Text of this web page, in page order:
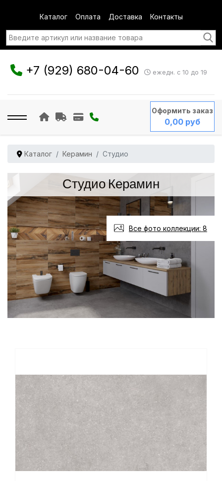
Каталог Оплата Доставка Контакты
+7 (929) 680-04-60 ежедн. с 10 до 19
Оформить заказ
0,00 руб
Каталог Керамин Студио
Студио Керамин
Все фото коллекции: 8